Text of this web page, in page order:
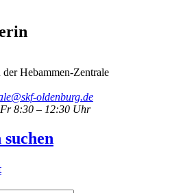
Hebammen-Zentrale
oldenburg.de
8:30 – 12:30 Uhr